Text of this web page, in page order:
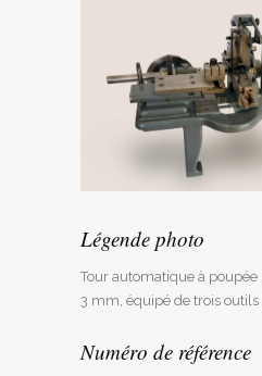
Légende photo
Tour automatique à
3 mm, équipé de trois outils
Numéro de référence